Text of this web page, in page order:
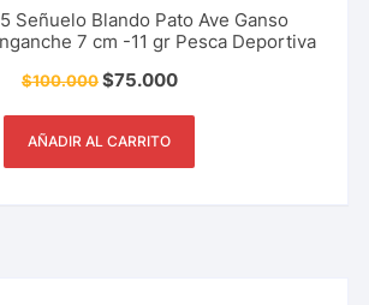
Señuelo Blando Pato Ave Ganso
7 cm -11 gr Pesca Deportiva
$100.000$75.000
AÑADIR AL CARRITO